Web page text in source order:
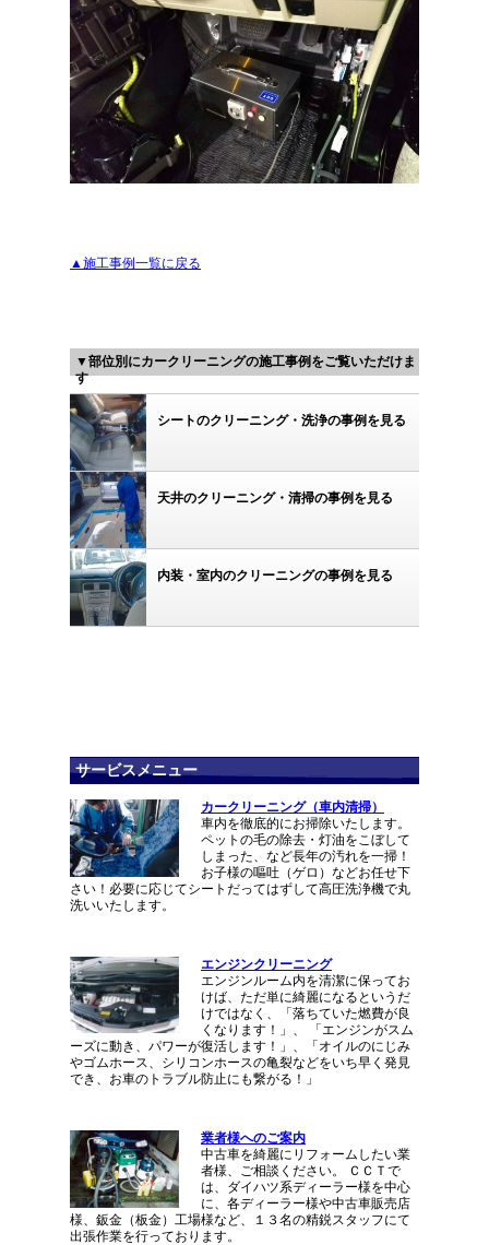
▲施工事例一覧に戻る
▼部位別にカークリーニングの施工事例をご覧いただけま
す
シートのクリーニング・洗浄の事例を見る
天井のクリーニング・清掃の事例を見る
内装・室内のクリーニングの事例を見る
サービスメニュー
カークリーニング（車内清掃）
車内を徹底的にお掃除いたします。
ペットの毛の除去・灯油をこぼして
しまった、など長年の汚れを一掃！
お子様の嘔吐（ゲロ）などお任せ下
さい！必要に応じてシートだってはずして高圧洗浄機で丸
洗いいたします。
エンジンクリーニング
エンジンルーム内を清潔に保ってお
けば、ただ単に綺麗になるというだ
けではなく、「落ちていた燃費が良
くなります！」、 「エンジンがスム
ーズに動き、パワーが復活します！」、「オイルのにじみ
やゴムホース、シリコンホースの亀裂などをいち早く発見
でき、お車のトラブル防止にも繋がる！」
業者様へのご案内
中古車を綺麗にリフォームしたい業
者様、ご相談ください。 ＣＣＴで
は、ダイハツ系ディーラー様を中心
に、各ディーラー様や中古車販売店
様、鈑金（板金）工場様など、１３名の精鋭スタッフにて
出張作業を行っております。